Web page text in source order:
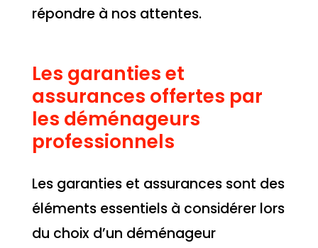
répondre à nos attentes.
Les garanties et
assurances offertes par
les déménageurs
professionnels
Les garanties et assurances sont des
éléments essentiels à considérer lors
du choix d’un déménageur